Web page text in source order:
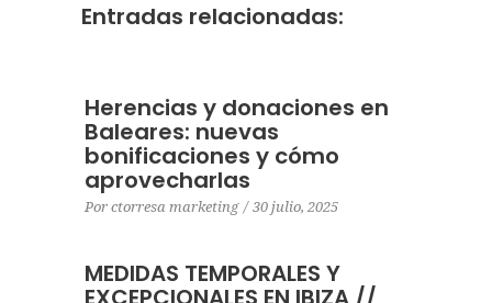
Entradas relacionadas:
Herencias y donaciones en
Baleares: nuevas
bonificaciones y cómo
aprovecharlas
Por ctorresa marketing 30 julio, 2025
MEDIDAS TEMPORALES Y